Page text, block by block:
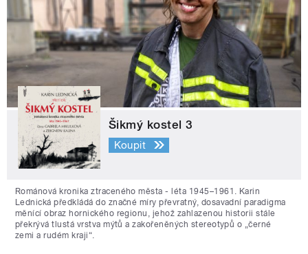
Šikmý kostel 3
Koupit
Románová kronika ztraceného města - léta 1945–1961. Karin
Lednická předkládá do značné míry převratný, dosavadní paradigma
měnící obraz hornického regionu, jehož zahlazenou historii stále
překrývá tlustá vrstva mýtů a zakořeněných stereotypů o „černé
zemi a rudém kraji“.